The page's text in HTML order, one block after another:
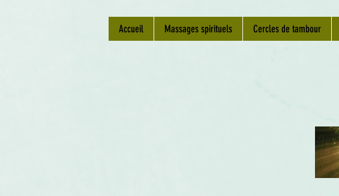
Accueil Massages spirituels Cercles de tambour